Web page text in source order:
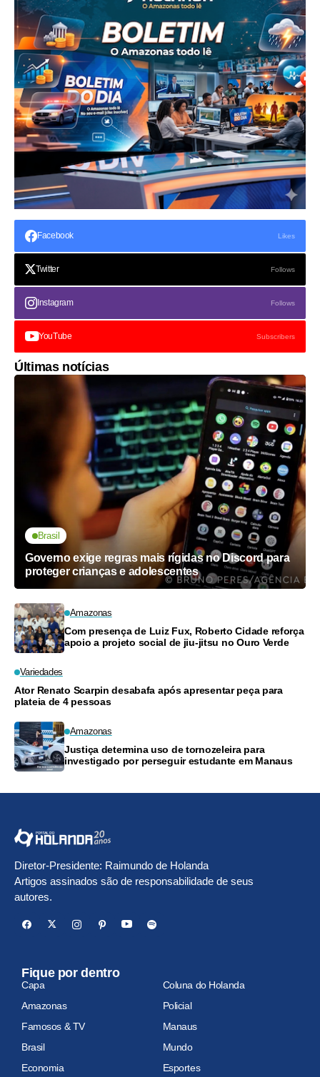
Facebook Likes
Twitter Follows
Instagram Follows
YouTube Subscribers
Últimas notícias
Brasil
Governo exige regras mais rígidas no Discord para
proteger crianças e adolescentes
Amazonas
Com presença de Luiz Fux, Roberto Cidade reforça
apoio a projeto social de jiu-jitsu no Ouro Verde
Variedades
Ator Renato Scarpin desabafa após apresentar peça para
plateia de 4 pessoas
Amazonas
Justiça determina uso de tornozeleira para
investigado por perseguir estudante em Manaus
Diretor-Presidente: Raimundo de Holanda
Artigos assinados são de responsabilidade de seus
autores.
Fique por dentro
Capa
Coluna do Holanda
Amazonas
Policial
Famosos & TV
Manaus
Brasil
Mundo
Economia
Esportes